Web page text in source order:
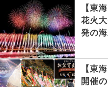
【東
花火
発の
【東
開催